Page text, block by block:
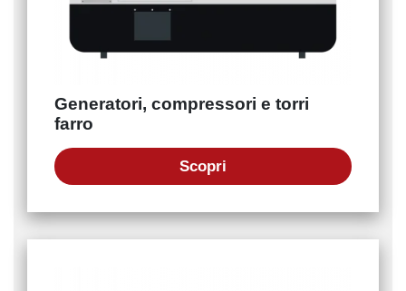
Generatori, compressori e torri
farro
Scopri